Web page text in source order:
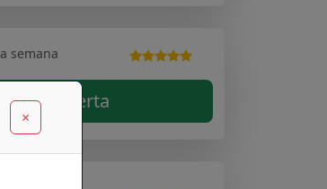
semana
➤ Ver Oferta
×